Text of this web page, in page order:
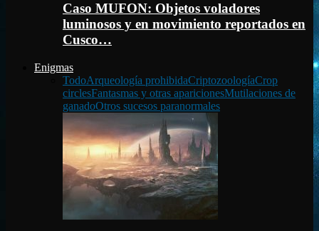
Caso MUFON: Objetos voladores
luminosos y en movimiento reportados en
Cusco…
Enigmas
TodoArqueología prohibidaCriptozoologíaCrop
circlesFantasmas y otras aparicionesMutilaciones de
ganadoOtros sucesos paranormales